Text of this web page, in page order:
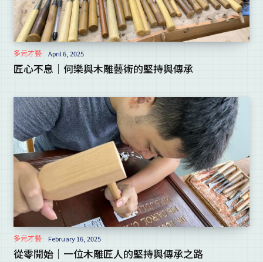
多元才藝 April 6, 2025
匠心不息｜何樂與木雕藝術的堅持與傳承
多元才藝 February 16, 2025
從零開始｜一位木雕匠人的堅持與傳承之路